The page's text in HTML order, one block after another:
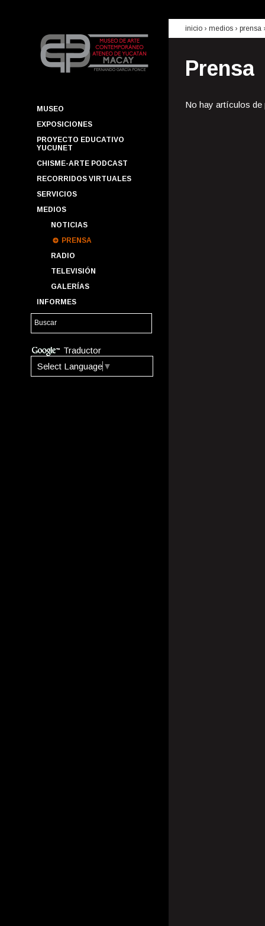
MUSEO
EXPOSICIONES
PROYECTO EDUCATIVO
YUCUNET
CHISME-ARTE PODCAST
RECORRIDOS VIRTUALES
SERVICIOS
MEDIOS
NOTICIAS
PRENSA
RADIO
TELEVISIÓN
GALERÍAS
INFORMES
Traductor
Select Language ▼
inicio › medios › prensa
Prensa
No hay artículos de